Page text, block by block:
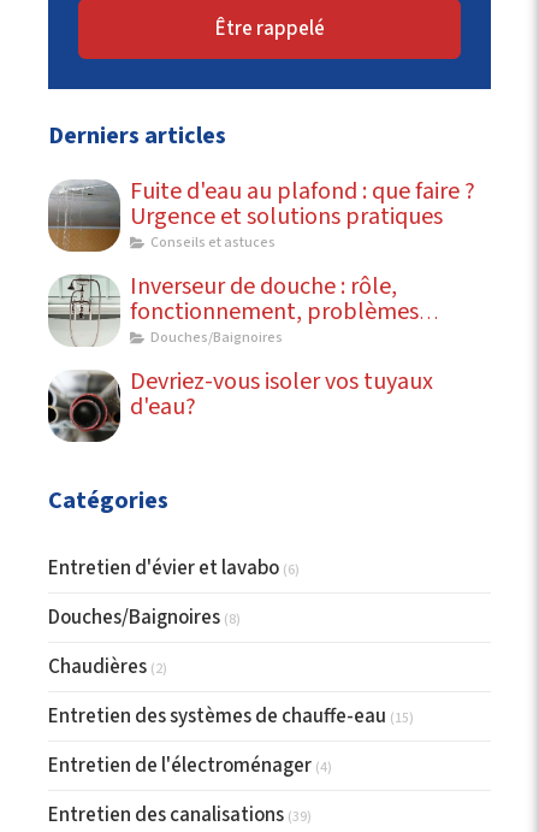
Être rappelé
Derniers articles
Fuite d'eau au plafond : que faire ?
Urgence et solutions pratiques
Conseils et astuces
Inverseur de douche : rôle,
fonctionnement, problèmes
courants
Douches/Baignoires
Devriez-vous isoler vos tuyaux
d'eau?
Catégories
Entretien d'évier et lavabo (6)
Douches/Baignoires (8)
Chaudières (2)
Entretien des systèmes de chauffe-eau (15)
Entretien de l'électroménager (4)
Entretien des canalisations (39)